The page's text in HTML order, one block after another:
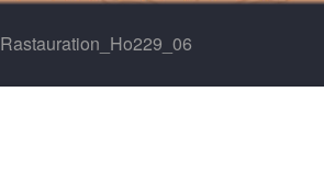
Rastauration_Ho229_06